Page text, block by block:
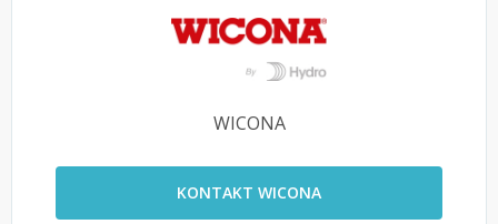
WICONA
KONTAKT WICONA